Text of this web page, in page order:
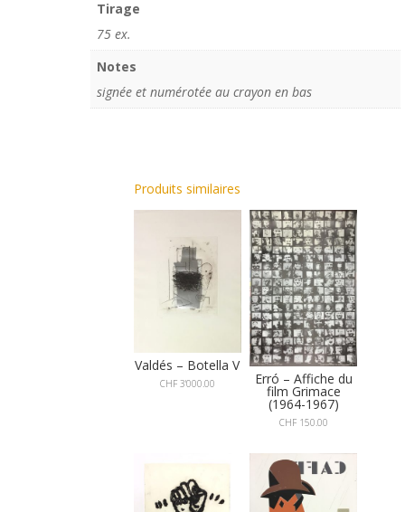
Tirage
75 ex.
Notes
signée et numérotée au crayon en bas
Produits similaires
Valdés – Botella V
CHF3'000.00 Erró – Affiche du
film Grimace
(1964-1967)
CHF150.00